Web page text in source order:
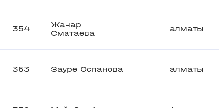
354
Жанар
Сматаева
алматы
353 Зауре Оспанова алматы